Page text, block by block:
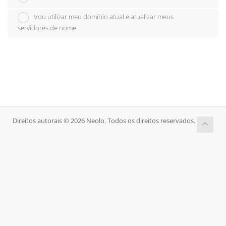
Vou utilizar meu domínio atual e atualizar meus
servidores de nome
Direitos autorais © 2026 Neolo. Todos os direitos reservados.